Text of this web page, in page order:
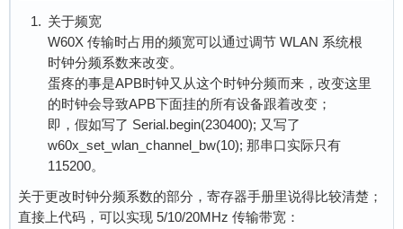
  chan_div_int = 0x0000003F & (freq_mhz/60);
chan_div_frac = 0x000FFFFF & ( ((freq_mhz-
reg_synth = 0x02000000 | (chan_div_int <<
  spi_reg1 = 0x00020000 | (reg_synth >> 16);
spi_reg2 = 0x00040000 | (reg_synth &
  _rf_spi_w(spi_reg1);
  _rf_spi_w(spi_reg2);
关于频宽
W60X 传输时占用的频宽可以通过调节 WLAN 系统根
时钟分频系数来改变。
蛋疼的事是APB时钟又从这个时钟分频而来，改变这里
的时钟会导致APB下面挂的所有设备跟着改变；
即，假如写了 Serial.begin(230400); 又写了
w60x_set_wlan_channel_bw(10); 那串口实际只有
115200。
关于更改时钟分频系数的部分，寄存器手册里说得比较清楚；
直接上代码，可以实现 5/10/20MHz 传输带宽：